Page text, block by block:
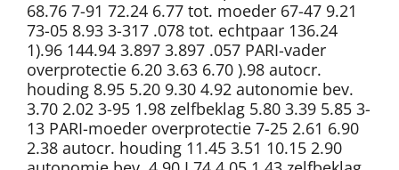
68.76 7-91 72.24 6.77 tot. moeder 67-47 9.21
73-05 8.93 3-317 .078 tot. echtpaar 136.24
1).96 144.94 3.897 3.897 .057 PARI-vader
overprotectie 6.20 3.63 6.70 ).98 autocr.
houding 8.95 5.20 9.30 4.92 autonomie bev.
3.70 2.02 3-95 1.98 zelfbeklag 5.80 3.39 5.85 3-
13 PARI-moeder overprotectie 7-25 2.61 6.90
2.38 autocr. houding 11.45 3.51 10.15 2.90